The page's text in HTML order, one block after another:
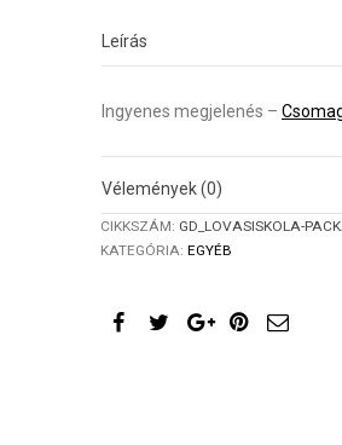
mennyiség
Leírás
Ingyenes megjelenés –
Vélemények (0)
CIKKSZÁM: GD_LOVASISKOLA-
KATEGÓRIA: EGYÉB